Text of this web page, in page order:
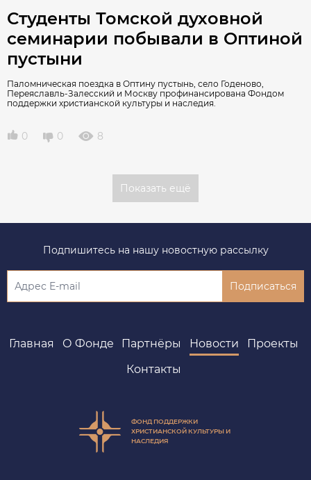
Студенты Томской духовной
семинарии побывали в Оптиной
пустыни
Паломническая поездка в Оптину пустынь, село Годеново,
Переяславль-Залесский и Москву профинансирована Фондом
поддержки христианской культуры и наследия.
0 0 8
Показать ещё
Подпишитесь на нашу новостную рассылку
Подписаться
Главная О Фонде Партнёры Новости
Проекты
Контакты
ФОНД ПОДДЕРЖКИ
ХРИСТИАНСКОЙ КУЛЬТУРЫ И
НАСЛЕДИЯ